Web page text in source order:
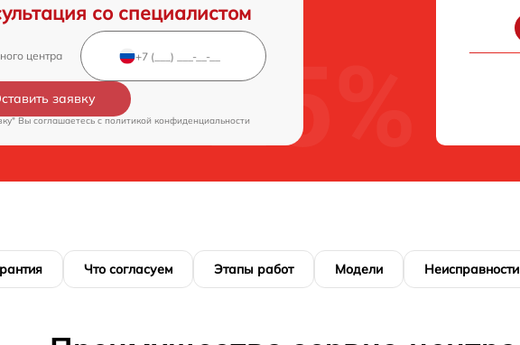
со специалистом
центра
заявку
Вы соглашаетесь cполитикой конфиденциальности
Что согласуем Этапы работ Модели Неисправности